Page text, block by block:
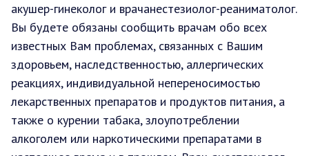
акушер-гинеколог и врачанестезиолог-реаниматолог.
Вы будете обязаны сообщить врачам обо всех
известных Вам проблемах, связанных с Вашим
здоровьем, наследственностью, аллергических
реакциях, индивидуальной непереносимостью
лекарственных препаратов и продуктов питания, а
также о курении табака, злоупотреблении
алкоголем или наркотическими препаратами в